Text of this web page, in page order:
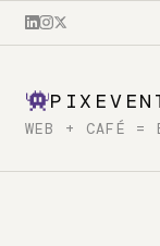
WEB + CAFÉ =